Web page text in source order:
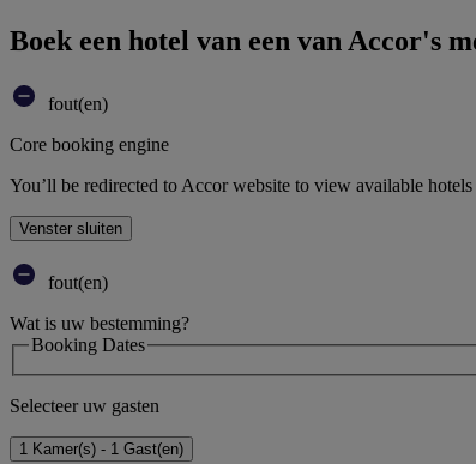
Boek een hotel van een van Accor's
fout(en)
Core booking engine
You’ll be redirected to Accor website to view available
Venster sluiten
fout(en)
Wat is uw bestemming?
Booking Dates
Selecteer uw gasten
1 Kamer(s) - 1 Gast(en)